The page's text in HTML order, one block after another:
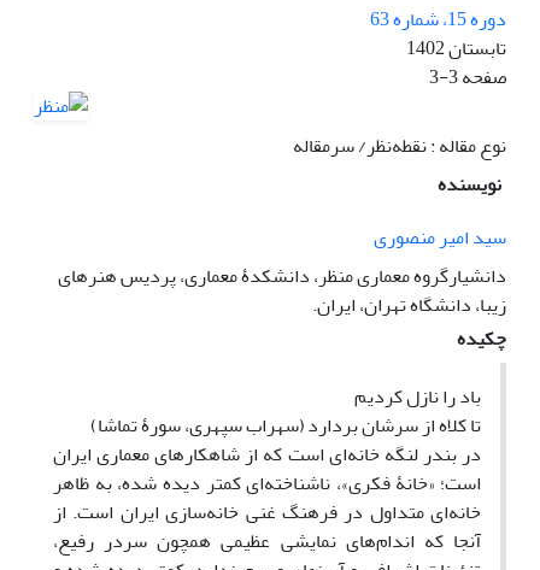
دوره 15، شماره 63
تابستان 1402
صفحه3-3
نوع مقاله : نقطه‌نظر/ سرمقاله
نویسنده
سید امیر منصوری
دانشیارگروه معماری منظر، دانشکدۀ معماری، پردیس هنرهای
زیبا، دانشگاه تهران، ایران.
چکیده
باد را نازل کردیم
تا کلاه از سرشان بردارد(سهراب سپهری، سورۀ تماشا)
در بندر لنگه خانه‌ای است که از شاهکارهای معماری ایران
است؛ «خانۀ فکری»، ناشناخته‌ای کمتر دیده شده، به ظاهر
خانه‌ای متداول در فرهنگ غنی خانه‌سازی ایران است. از
آنجا که اندام‌های نمایشی عظیمی همچون سردر رفیع،